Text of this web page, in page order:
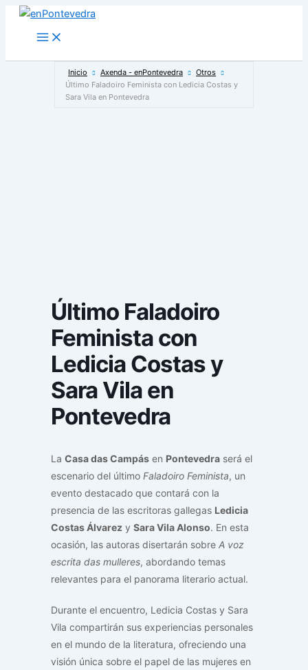
Main
Menu
Inicio Axenda - enPontevedra
Otros
Último Faladoiro Feminista con Ledicia Costas y
Sara Vila en Pontevedra
Último Faladoiro
Feminista con
Ledicia Costas y
Sara Vila en
Pontevedra
La Casa das Campás en Pontevedra será el
escenario del último Faladoiro Feminista, un
evento destacado que contará con la
presencia de las escritoras gallegas Ledicia
Costas Álvarez y Sara Vila Alonso. En esta
ocasión, las autoras disertarán sobre A voz
escrita das mulleres, abordando temas
relevantes para el panorama literario actual.
Durante el encuentro, Ledicia Costas y Sara
Vila compartirán sus experiencias personales
en el mundo de la literatura, ofreciendo una
visión única sobre el papel de las mujeres en